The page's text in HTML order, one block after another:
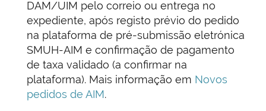
DAM/UIM pelo correio ou entrega no
expediente, após registo prévio do pedido
na plataforma de pré-submissão eletrónica
SMUH-AIM e confirmação de pagamento
de taxa validado (a confirmar na
plataforma). Mais informação em Novos
pedidos de AIM.